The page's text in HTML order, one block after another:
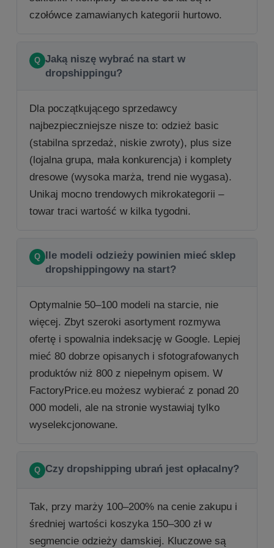
czołówce zamawianych kategorii hurtowo.
Jaką niszę wybrać na start w
dropshippingu?
Dla początkującego sprzedawcy
najbezpieczniejsze nisze to: odzież basic
(stabilna sprzedaż, niskie zwroty), plus size
(lojalna grupa, mała konkurencja) i komplety
dresowe (wysoka marża, trend nie wygasa).
Unikaj mocno trendowych mikrokategorii –
towar traci wartość w kilka tygodni.
Ile modeli odzieży powinien mieć sklep
dropshippingowy na start?
Optymalnie 50–100 modeli na starcie, nie
więcej. Zbyt szeroki asortyment rozmywa
ofertę i spowalnia indeksację w Google. Lepiej
mieć 80 dobrze opisanych i sfotografowanych
produktów niż 800 z niepełnym opisem. W
FactoryPrice.eu możesz wybierać z ponad 20
000 modeli, ale na stronie wystawiaj tylko
wyselekcjonowane.
Czy dropshipping ubrań jest opłacalny?
Tak, przy marży 100–200% na cenie zakupu i
średniej wartości koszyka 150–300 zł w
segmencie odzieży damskiej. Kluczowe są